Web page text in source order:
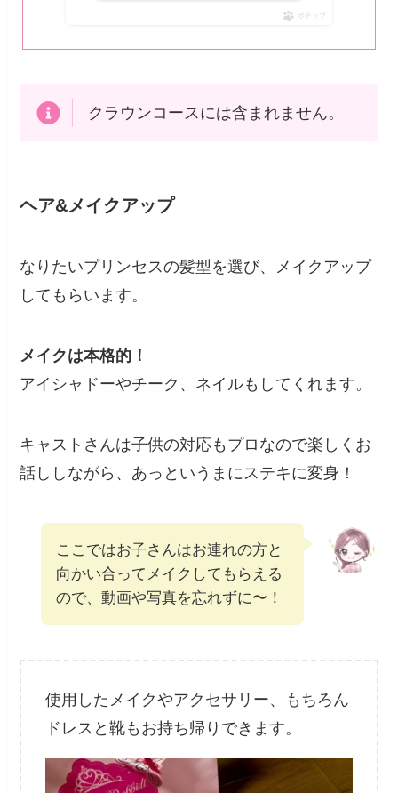
ポチップ
クラウンコースには含まれません。
ヘア&メイクアップ
なりたいプリンセスの髪型を選び、メイクアップ
してもらいます。
メイクは本格的！
アイシャドーやチーク、ネイルもしてくれます。
キャストさんは子供の対応もプロなので楽しくお
話ししながら、あっというまにステキに変身！
ここではお子さんはお連れの方と
向かい合ってメイクしてもらえる
ので、動画や写真を忘れずに〜！
使用したメイクやアクセサリー、もちろん
ドレスと靴もお持ち帰りできます。